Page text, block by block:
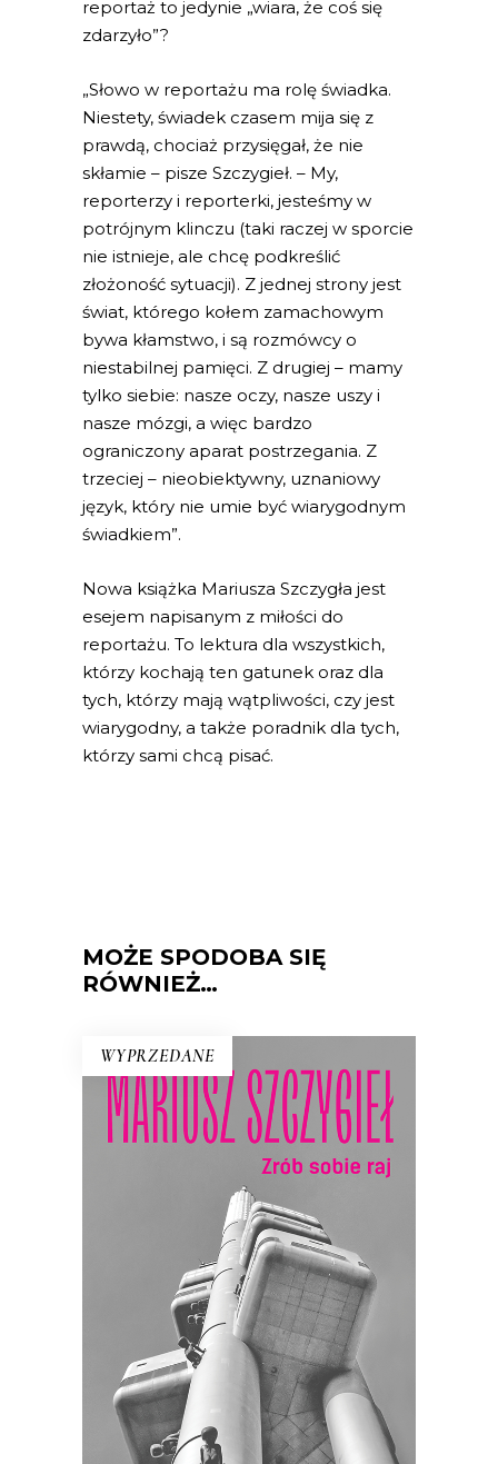
reportaż to jedynie „wiara, że coś się
zdarzyło”?
„Słowo w reportażu ma rolę świadka.
Niestety, świadek czasem mija się z
prawdą, chociaż przysięgał, że nie
skłamie – pisze Szczygieł. – My,
reporterzy i reporterki, jesteśmy w
potrójnym klinczu (taki raczej w sporcie
nie istnieje, ale chcę podkreślić
złożoność sytuacji). Z jednej strony jest
świat, którego kołem zamachowym
bywa kłamstwo, i są rozmówcy o
niestabilnej pamięci. Z drugiej – mamy
tylko siebie: nasze oczy, nasze uszy i
nasze mózgi, a więc bardzo
ograniczony aparat postrzegania. Z
trzeciej – nieobiektywny, uznaniowy
język, który nie umie być wiarygodnym
świadkiem”.
Nowa książka Mariusza Szczygła jest
esejem napisanym z miłości do
reportażu. To lektura dla wszystkich,
którzy kochają ten gatunek oraz dla
tych, którzy mają wątpliwości, czy jest
wiarygodny, a także poradnik dla tych,
którzy sami chcą pisać.
MOŻE SPODOBA SIĘ
RÓWNIEŻ…
WYPRZEDANE
ZRÓB SOBIE RAJ
Nowe wydanie kultowej książki o
Czechach, jakich nie znamy!
Recenzenci pisali, że Szczygieł odkrył w
niej przed Polakami tajemnicze plemię…
43.00 21.50 zł